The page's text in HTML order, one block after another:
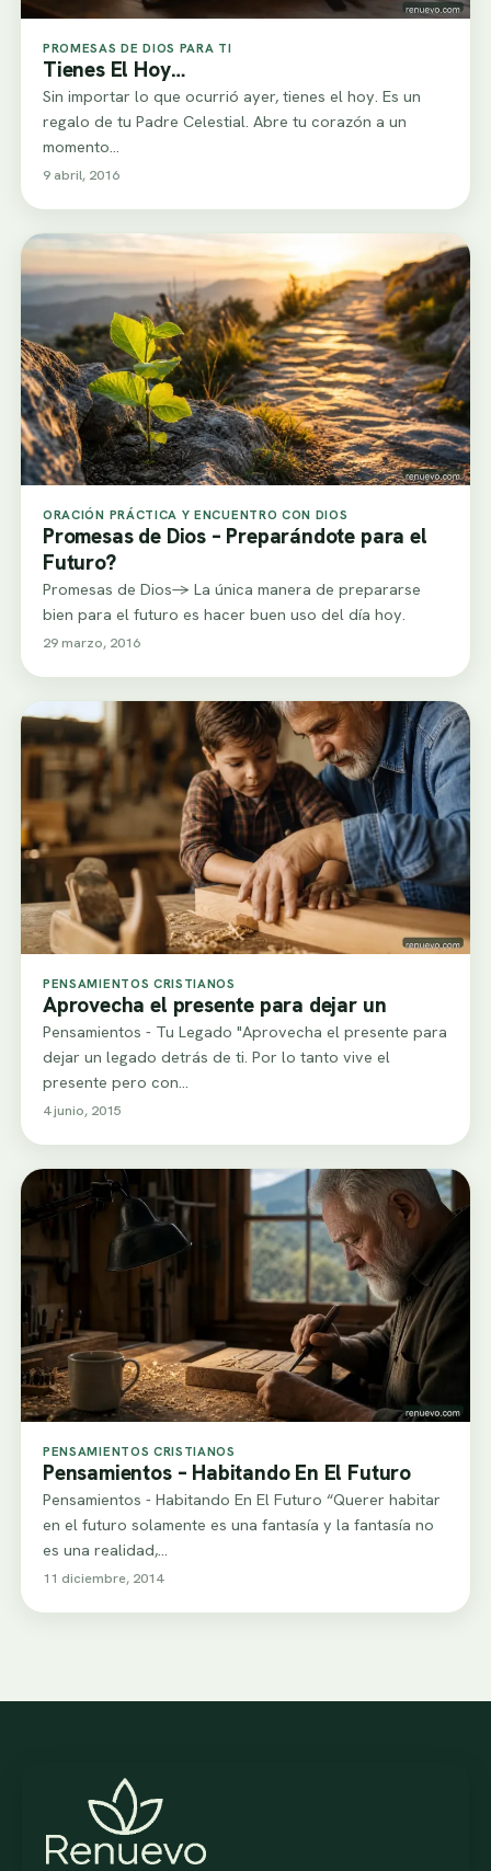
PROMESAS DE DIOS PARA TI
Tienes El Hoy…
Sin importar lo que ocurrió ayer, tienes el hoy. Es un
regalo de tu Padre Celestial. Abre tu corazón a un
momento…
9 abril, 2016
ORACIÓN PRÁCTICA Y ENCUENTRO CON DIOS
Promesas de Dios – Preparándote para el
Futuro?
Promesas de Dios-> La única manera de prepararse
bien para el futuro es hacer buen uso del día hoy.
29 marzo, 2016
PENSAMIENTOS CRISTIANOS
Aprovecha el presente para dejar un
Pensamientos - Tu Legado "Aprovecha el presente para
dejar un legado detrás de ti. Por lo tanto vive el
presente pero con…
4 junio, 2015
PENSAMIENTOS CRISTIANOS
Pensamientos – Habitando En El Futuro
Pensamientos - Habitando En El Futuro “Querer habitar
en el futuro solamente es una fantasía y la fantasía no
es una realidad,…
11 diciembre, 2014